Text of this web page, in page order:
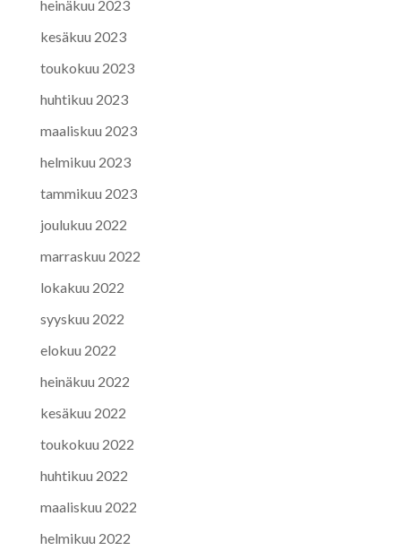
heinäkuu 2023
kesäkuu 2023
toukokuu 2023
huhtikuu 2023
maaliskuu 2023
helmikuu 2023
tammikuu 2023
joulukuu 2022
marraskuu 2022
lokakuu 2022
syyskuu 2022
elokuu 2022
heinäkuu 2022
kesäkuu 2022
toukokuu 2022
huhtikuu 2022
maaliskuu 2022
helmikuu 2022